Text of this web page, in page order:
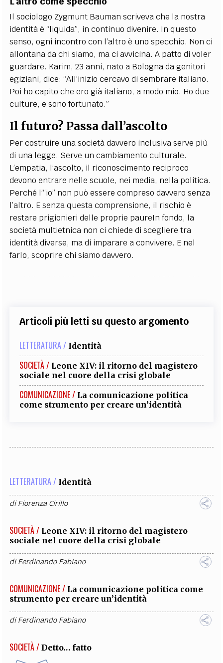
Il sociologo Zygmunt Bauman scriveva che la nostra
identità è “liquida”, in continuo divenire. In questo
senso, ogni incontro con l’altro è uno specchio. Non ci
allontana da chi siamo, ma ci avvicina. A patto di voler
guardare. Karim, 23 anni, nato a Bologna da genitori
egiziani, dice: “All’inizio cercavo di sembrare italiano.
Poi ho capito che ero già italiano, a modo mio. Ho due
culture, e sono fortunato.”
Il futuro? Passa dall’ascolto
Per costruire una società davvero inclusiva serve più
di una legge. Serve un cambiamento culturale.
L’empatia, l’ascolto, il riconoscimento reciproco
devono entrare nelle scuole, nei media, nella politica.
Perché l’“io” non può essere compreso davvero senza
l’altro. E senza questa comprensione, il rischio è
restare prigionieri delle proprie paureIn fondo, la
società multietnica non ci chiede di scegliere tra
identità diverse, ma di imparare a convivere. E nel
farlo, scoprire chi siamo davvero.
Articoli più letti su questo argomento
LETTERATURA / Identità
SOCIETÀ / Leone XIV: il ritorno del magistero
sociale nel cuore della crisi globale
COMUNICAZIONE / La comunicazione politica
come strumento per creare un’identità
LETTERATURA / Identità
diFiorenza Cirillo
SOCIETÀ / Leone XIV: il ritorno del magistero
sociale nel cuore della crisi globale
diFerdinando Fabiano
COMUNICAZIONE / La comunicazione politica come
strumento per creare un’identità
diFerdinando Fabiano
SOCIETÀ / Detto… fatto